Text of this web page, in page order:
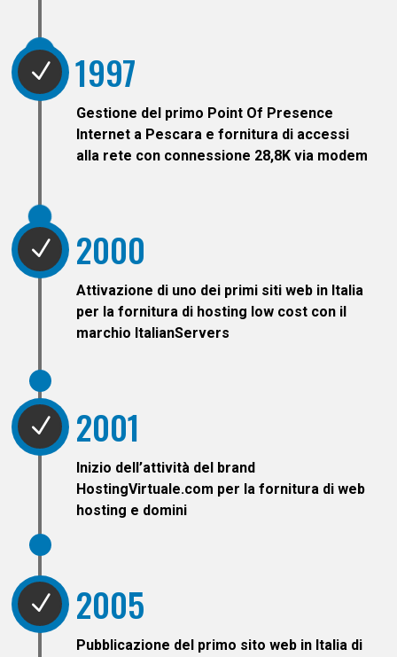
N 1997
Gestione del primo Point Of Presence
Internet a Pescara e fornitura di accessi
alla rete con connessione 28,8K via modem
N 2000
Attivazione di uno dei primi siti web in Italia
per la fornitura di hosting low costcon il
marchio ItalianServers
N 2001
Inizio dell’attività del brand
HostingVirtuale.com per la fornitura di web
hosting e domini
N 2005
Pubblicazione del primo sito web in Italia di